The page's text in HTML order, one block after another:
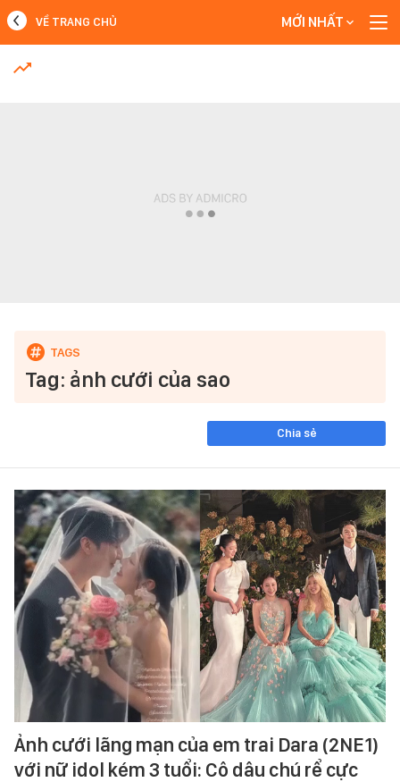
MỚI NHẤT
VỀ TRANG CHỦ MỚI NHẤT
Tag: ảnh cưới của sao
Chia sẻ
Ảnh cưới lãng mạn của em trai Dara (2NE1)
với nữ idol kém 3 tuổi: Cô dâu chú rể cực